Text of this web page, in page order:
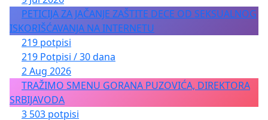
PETICIJA ZA JAČANJE ZAŠTITE DECE OD SEKSUALNOG
ISKORIŠĆAVANJA NA INTERNETU
219 potpisi
219 Potpisi / 30 dana
2 Aug 2026
TRAŽIMO SMENU GORANA PUZOVIĆA, DIREKTORA
SRBIJAVODA
3 503 potpisi